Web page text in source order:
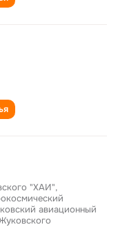
"ХАИ",
авиационный